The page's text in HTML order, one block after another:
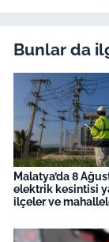
Bunlar da
Malatya’da 8
elektrik kesintisi
ilçeler ve